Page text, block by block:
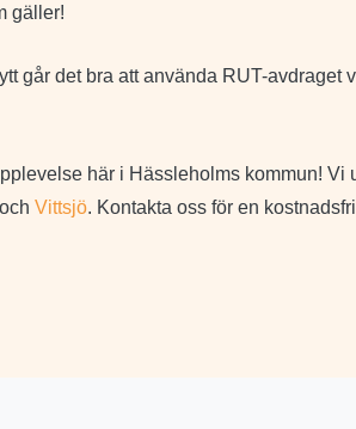
gäller!
går det bra att använda RUT-avdraget
här i Hässleholms kommun! Vi
och Vittsjö. Kontakta oss för en